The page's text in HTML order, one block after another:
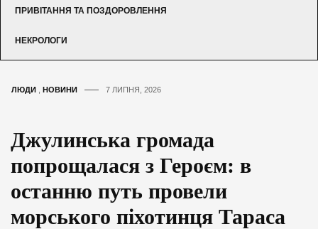
ПРИВІТАННЯ ТА ПОЗДОРОВЛЕННЯ
НЕКРОЛОГИ
ЛЮДИ НОВИНИ 7 ЛИПНЯ, 2026
Джулинська громада
попрощалася з Героєм: в
останню путь провели
морського піхотинця Тараса